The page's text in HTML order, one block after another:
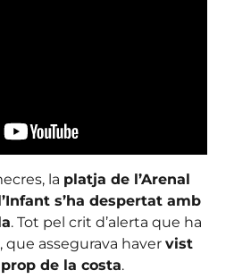
la platja de l’Arenal
s’ha despertat amb
. Tot pel crit d’alerta que ha
assegurava haver vist
de la costa.